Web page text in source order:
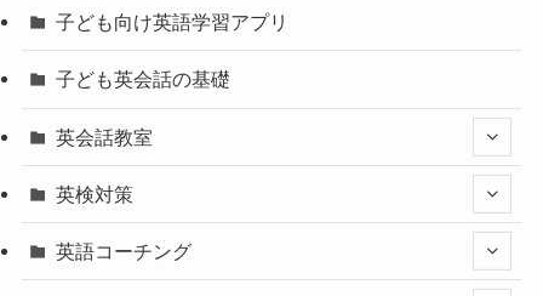
子ども向け英語学習アプリ
子ども英会話の基礎
英会話教室
英検対策
英語コーチング